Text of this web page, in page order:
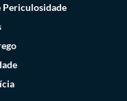
Periculosidade